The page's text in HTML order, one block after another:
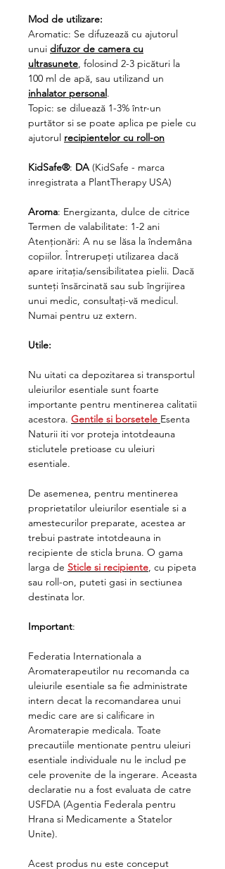
Mod de utilizare:
Aromatic: Se difuzează cu ajutorul
unui difuzor de camera cu
ultrasunete, folosind 2-3 picături la
100 ml de apă, sau utilizand un
inhalator personal.
Topic: se diluează 1-3% într-un
purtător si se poate aplica pe piele cu
ajutorul recipientelor cu roll-on
KidSafe®: DA (KidSafe - marca
inregistrata a PlantTherapy USA)
Aroma: Energizanta, dulce de citrice
Termen de valabilitate: 1-2 ani
Atenționări: A nu se lăsa la îndemâna
copiilor. Întrerupeți utilizarea dacă
apare iritația/sensibilitatea pielii. Dacă
sunteți însărcinată sau sub îngrijirea
unui medic, consultați-vă medicul.
Numai pentru uz extern.
Utile:
Nu uitati ca depozitarea si transportul
uleiurilor esentiale sunt foarte
importante pentru mentinerea calitatii
acestora. Gentile si borsetele Esenta
Naturii iti vor proteja intotdeauna
sticlutele pretioase cu uleiuri
esentiale.
De asemenea, pentru mentinerea
proprietatilor uleiurilor esentiale si a
amestecurilor preparate, acestea ar
trebui pastrate intotdeauna in
recipiente de sticla bruna. O gama
larga de Sticle si recipiente, cu pipeta
sau roll-on, puteti gasi in sectiunea
destinata lor.
Important:
Federatia Internationala a
Aromaterapeutilor nu recomanda ca
uleiurile esentiale sa fie administrate
intern decat la recomandarea unui
medic care are si calificare in
Aromaterapie medicala. Toate
precautiile mentionate pentru uleiuri
esentiale individuale nu le includ pe
cele provenite de la ingerare. Aceasta
declaratie nu a fost evaluata de catre
USFDA (Agentia Federala pentru
Hrana si Medicamente a Statelor
Unite).
Acest produs nu este conceput